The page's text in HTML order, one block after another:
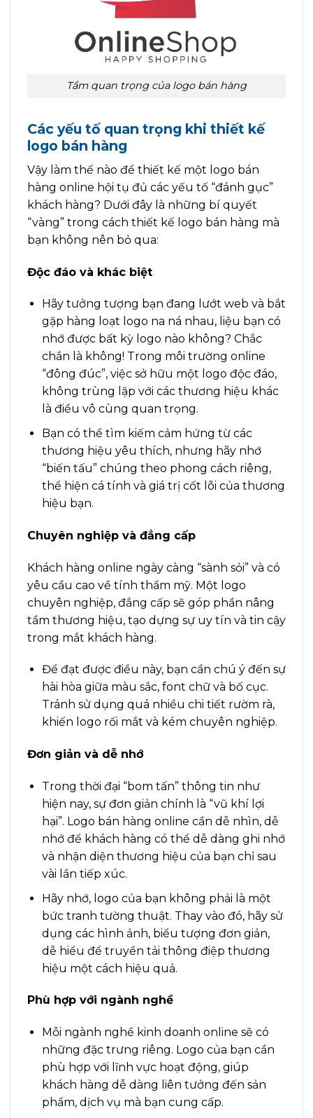
Tầm quan trọng của logo bán hàng
Các yếu tố quan trọng khi thiết kế
logo bán hàng
Vậy làm thế nào để thiết kế một logo bán
hàng online hội tụ đủ các yếu tố “đánh gục”
khách hàng? Dưới đây là những bí quyết
“vàng” trong cách thiết kế logo bán hàng mà
bạn không nên bỏ qua:
Độc đáo và khác biệt
Hãy tưởng tượng bạn đang lướt web và bắt
gặp hàng loạt logo na ná nhau, liệu bạn có
nhớ được bất kỳ logo nào không? Chắc
chắn là không! Trong môi trường online
“đông đúc”, việc sở hữu một logo độc đáo,
không trùng lặp với các thương hiệu khác
là điều vô cùng quan trọng.
Bạn có thể tìm kiếm cảm hứng từ các
thương hiệu yêu thích, nhưng hãy nhớ
“biến tấu” chúng theo phong cách riêng,
thể hiện cá tính và giá trị cốt lõi của thương
hiệu bạn.
Chuyên nghiệp và đẳng cấp
Khách hàng online ngày càng “sành sỏi” và có
yêu cầu cao về tính thẩm mỹ. Một logo
chuyên nghiệp, đẳng cấp sẽ góp phần nâng
tầm thương hiệu, tạo dựng sự uy tín và tin cậy
trong mắt khách hàng.
Để đạt được điều này, bạn cần chú ý đến sự
hài hòa giữa màu sắc, font chữ và bố cục.
Tránh sử dụng quá nhiều chi tiết rườm rà,
khiến logo rối mắt và kém chuyên nghiệp.
Đơn giản và dễ nhớ
Trong thời đại “bom tấn” thông tin như
hiện nay, sự đơn giản chính là “vũ khí lợi
hại”. Logo bán hàng online cần dễ nhìn, dễ
nhớ để khách hàng có thể dễ dàng ghi nhớ
và nhận diện thương hiệu của bạn chỉ sau
vài lần tiếp xúc.
Hãy nhớ, logo của bạn không phải là một
bức tranh tường thuật. Thay vào đó, hãy sử
dụng các hình ảnh, biểu tượng đơn giản,
dễ hiểu để truyền tải thông điệp thương
hiệu một cách hiệu quả.
Phù hợp với ngành nghề
Mỗi ngành nghề kinh doanh online sẽ có
những đặc trưng riêng. Logo của bạn cần
phù hợp với lĩnh vực hoạt động, giúp
khách hàng dễ dàng liên tưởng đến sản
phẩm, dịch vụ mà bạn cung cấp.